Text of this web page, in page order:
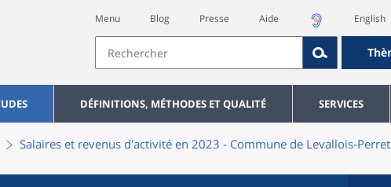
Menu Blog Presse Aide English
DÉFINITIONS, MÉTHODES ET QUALITÉ SERVICES
Salaires et revenus d'activité en 2023 - Commune de Levallois-